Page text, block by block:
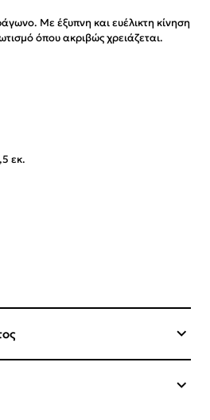
Με έξυπνη και ευέλικτη κίνηση
όπου ακριβώς χρειάζεται.
εκ.